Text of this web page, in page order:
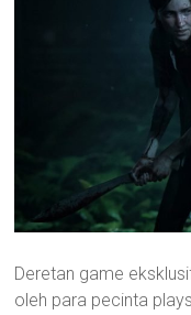
Deretan game
oleh para pecinta